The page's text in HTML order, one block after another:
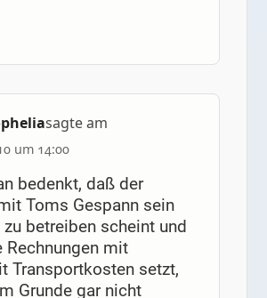
sagte am
um 14:00
bedenkt, daß der
Toms Gespann sein
zu betreiben scheint und
Rechnungen mit
Transportkosten setzt,
Grunde gar nicht